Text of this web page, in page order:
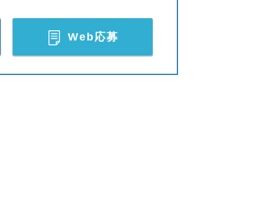
Web応募